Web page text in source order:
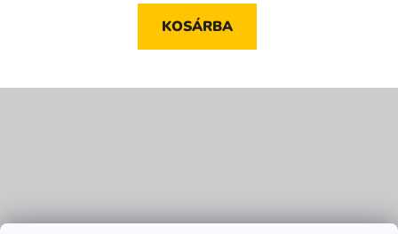
KOSÁRBA
c